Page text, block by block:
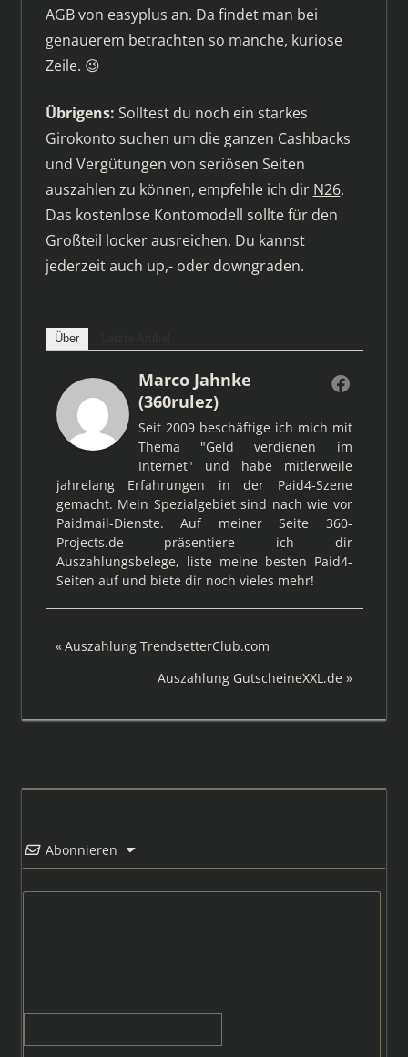
AGB von easyplus an. Da findet man bei
genauerem betrachten so manche, kuriose
Zeile. 😉
Übrigens: Solltest du noch ein starkes
Girokonto suchen um die ganzen Cashbacks
und Vergütungen von seriösen Seiten
auszahlen zu können, empfehle ich dir N26.
Das kostenlose Kontomodell sollte für den
Großteil locker ausreichen. Du kannst
jederzeit auch up,- oder downgraden.
Über
Marco Jahnke
(360rulez)
Seit 2009 beschäftige ich mich mit
Thema "Geld verdienen im
Internet" und habe mitlerweile
jahrelang Erfahrungen in der Paid4-Szene
gemacht. Mein Spezialgebiet sind nach wie vor
Paidmail-Dienste. Auf meiner Seite 360-
Projects.de präsentiere ich dir
Auszahlungsbelege, liste meine besten Paid4-
Seiten auf und biete dir noch vieles mehr!
Beitragsnavigation
Vorheriger
Auszahlung TrendsetterClub.com
Nächster
Auszahlung GutscheineXXL.de
Abonnieren